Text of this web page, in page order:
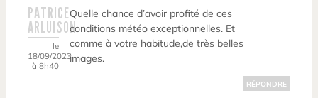
PATRICE
ARLUISON
le
18/09/2023
à 8h40
Quelle chance d’avoir profité de ces
conditions météo exceptionnelles. Et
comme à votre habitude,de très belles
images.
RÉPONDRE